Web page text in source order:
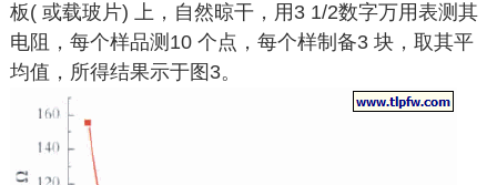
板( 或载玻片) 上，自然晾干，用3 1/2数字万用表测其
电阻，每个样品测10 个点，每个样制备3 块，取其平
均值，所得结果示于图3。